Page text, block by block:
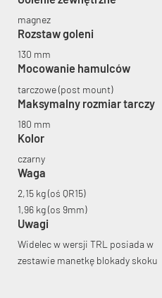
magnez
Rozstaw goleni
130 mm
Mocowanie hamulców
tarczowe (post mount)
Maksymalny rozmiar tarczy
180 mm
Kolor
czarny
Waga
2,15 kg (oś QR15)
1,96 kg (os 9mm)
Uwagi
Widelec w wersji TRL posiada w
zestawie manetkę blokady skoku